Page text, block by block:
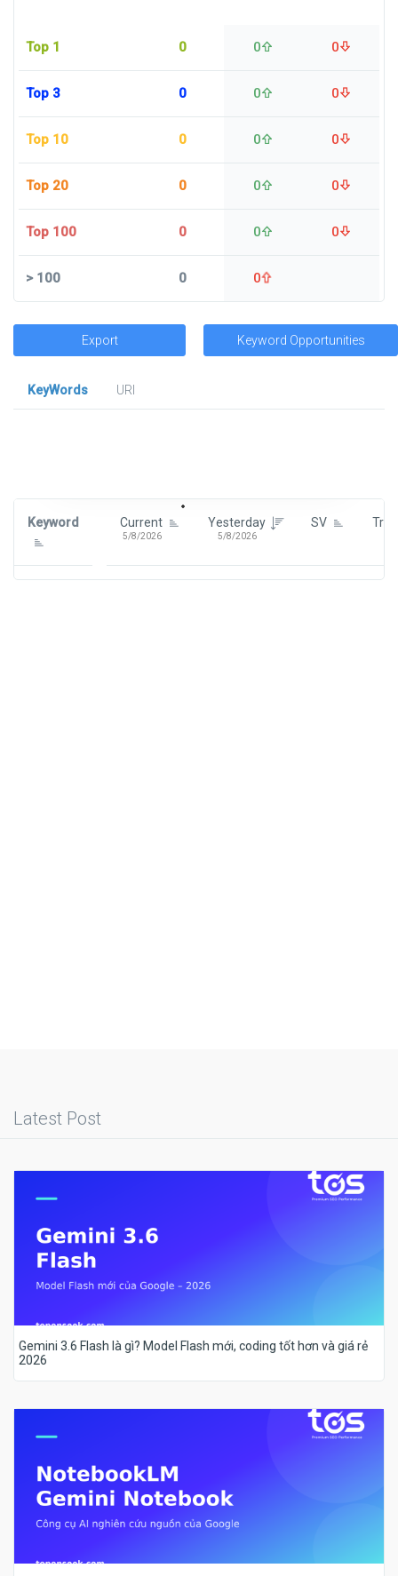
Top 1 0 0 0
Top 3 0 0 0
Top 10 0 0 0
Top 20 0 0 0
Top 100 0 0 0
>100 0 0
Export Keyword Opportunities
KeyWords
URl
Keyword Current
5/8/2026
Yesterday
5/8/2026
SV
Latest Post
Gemini 3.6 Flash là gì? Model Flash mới, coding tốt hơn và giá rẻ
2026